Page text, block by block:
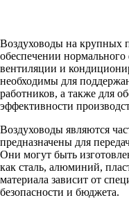
Воздуховоды на крупных
обеспечении
вентиляции и
необходимы для
работников, а также для
эффективности
Воздуховоды являются
предназначены для
Они могут быть
как сталь, алюминий,
материала зависит от
безопасности и бюджета.